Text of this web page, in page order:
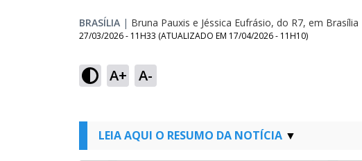
BRASÍLIA | Bruna Pauxis e Jéssica Eufrásio, do R7, em Brasília
27/03/2026 - 11H33 (ATUALIZADO EM 17/04/2026 - 11H10)
A+ A-
LEIA AQUI O RESUMO DA NOTÍCIA